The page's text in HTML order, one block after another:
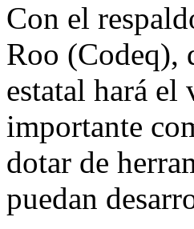
Con el
Roo (Codeq),
estatal hará el
importante
dotar de
puedan